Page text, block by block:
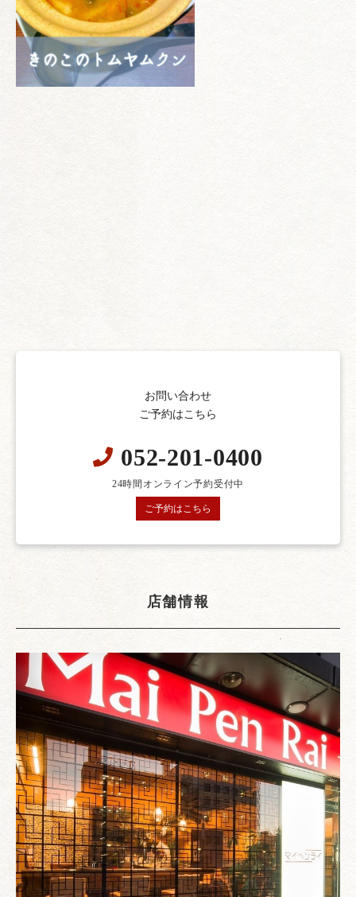
お問い合わせ
ご予約はこちら
052-201-0400
24時間オンライン予約受付中
ご予約はこちら
店舗情報